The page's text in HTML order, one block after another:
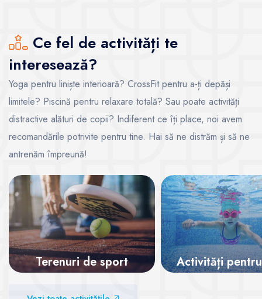
Ce fel de activități te
interesează?
Yoga pentru liniște interioară? CrossFit pentru a-ți depăși
limitele? Piscină pentru relaxare totală? Sau poate activități
distractive alături de copii? Indiferent ce îți place, noi avem
recomandările potrivite pentru tine. Hai să ne distrăm și să ne
antrenăm împreună!
Terenuri de sport
Vezi sălile
Activități